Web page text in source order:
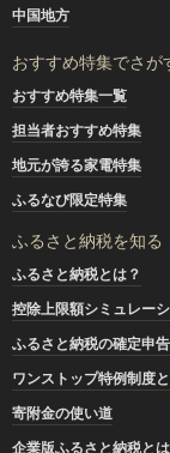
中国地方
おすすめ特集でさが
おすすめ特集一覧
担当者おすすめ特集
地元が誇る家電特集
ふるなび限定特集
ふるさと納税を知る
ふるさと納税とは？
控除上限額シミュレー
ふるさと納税の確定申告
ワンストップ特例制度
寄附金の使い道
企業版ふるさと納税とは